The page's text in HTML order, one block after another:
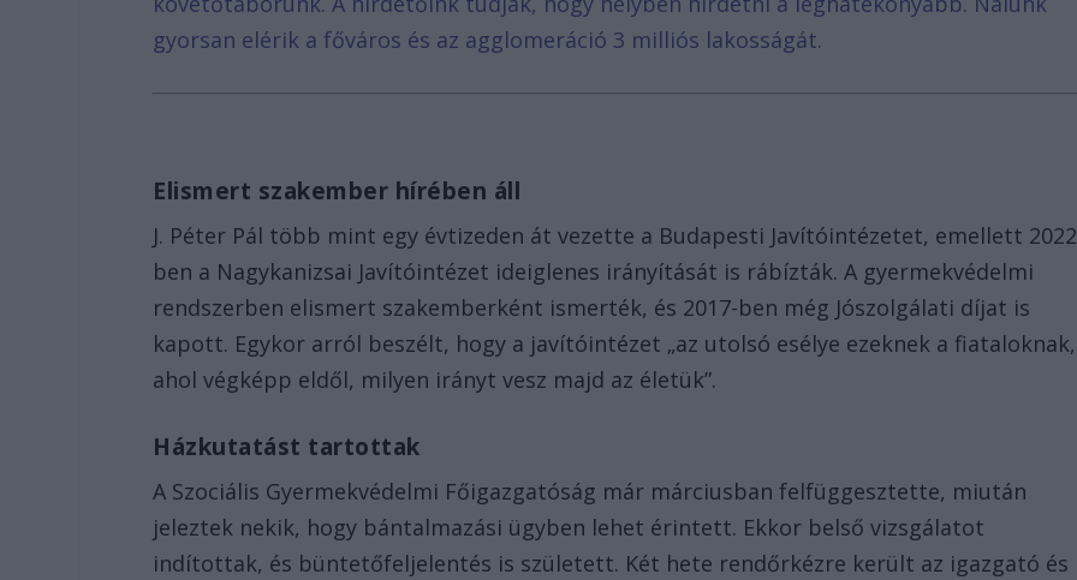
gyorsan elérik a főváros és az agglomeráció 3 milliós lakosságát.
Elismert szakember hírében áll
J. Péter Pál több mint egy évtizeden át vezette a Budapesti Javítóintézetet, emellett
ben a Nagykanizsai Javítóintézet ideiglenes irányítását is rábízták. A gyermekvédelmi
rendszerben elismert szakemberként ismerték, és 2017-ben még Jószolgálati díjat is
kapott. Egykor arról beszélt, hogy a javítóintézet „az utolsó esélye ezeknek a fiataloknak,
ahol végképp eldől, milyen irányt vesz majd az életük”.
Házkutatást tartottak
A Szociális Gyermekvédelmi Főigazgatóság már márciusban felfüggesztette, miután
jeleztek nekik, hogy bántalmazási ügyben lehet érintett. Ekkor belső vizsgálatot
indítottak, és büntetőfeljelentés is született. Két hete rendőrkézre került az igazgató és